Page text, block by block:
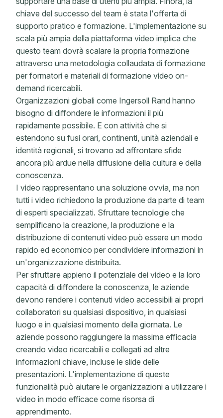
chiave del successo del team è stata l'offerta di
supporto pratico e formazione. L'implementazione su
scala più ampia della piattaforma video implica che
questo team dovrà scalare la propria formazione
attraverso una metodologia collaudata di formazione
per formatori e materiali di formazione video on-
demand ricercabili.
Organizzazioni globali come Ingersoll Rand hanno
bisogno di diffondere le informazioni il più
rapidamente possibile. E con attività che si
estendono su fusi orari, continenti, unità aziendali e
identità regionali, si trovano ad affrontare sfide
ancora più ardue nella diffusione della cultura e della
conoscenza.
I video rappresentano una soluzione ovvia, ma non
tutti i video richiedono la produzione da parte di team
di esperti specializzati. Sfruttare tecnologie che
semplificano la creazione, la produzione e la
distribuzione di contenuti video può essere un modo
rapido ed economico per condividere informazioni in
un'organizzazione distribuita.
Per sfruttare appieno il potenziale dei video e la loro
capacità di diffondere la conoscenza, le aziende
devono rendere i contenuti video accessibili ai propri
collaboratori su qualsiasi dispositivo, in qualsiasi
luogo e in qualsiasi momento della giornata. Le
aziende possono raggiungere la massima efficacia
creando video ricercabili e collegati ad altre
informazioni chiave, incluse le slide delle
presentazioni. L'implementazione di queste
funzionalità può aiutare le organizzazioni a utilizzare i
video in modo efficace come risorsa di
apprendimento.